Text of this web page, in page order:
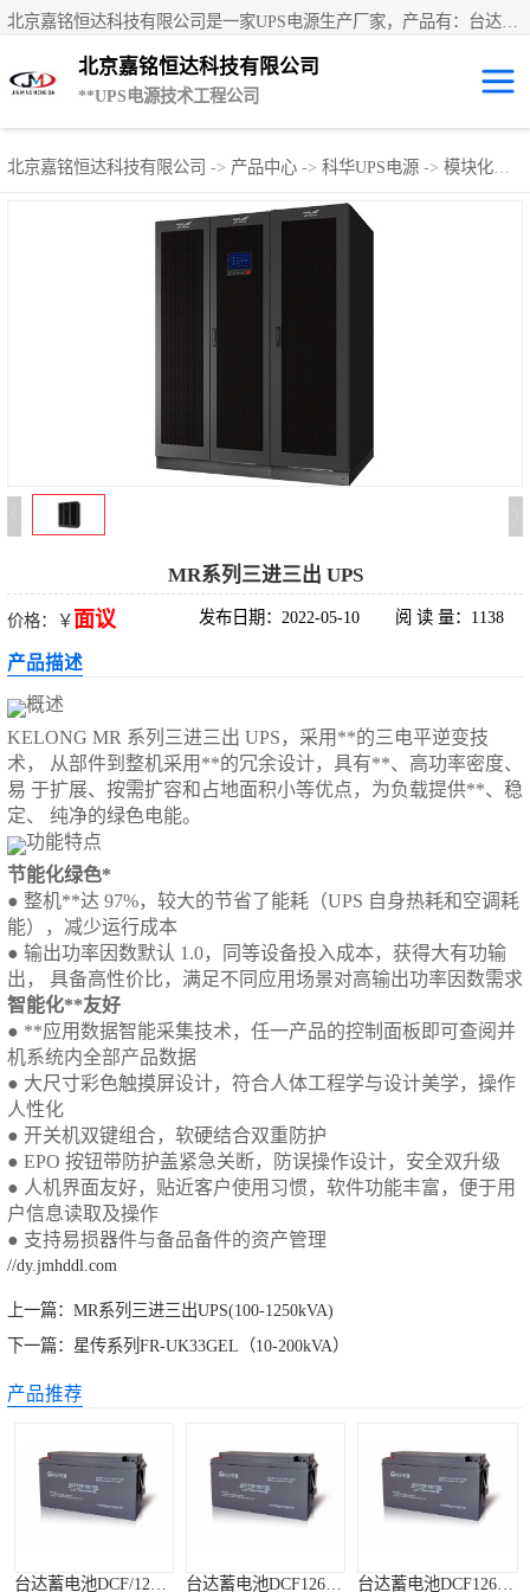
北京嘉铭恒达科技有限公司
**UPS电源技术工程公司
北京嘉铭恒达科技有限公司 -> 产品中心 -> 科华UPS电源 -> 模块化电源
MR系列三进三出 UPS
价格：￥面议 发布日期：2022-05-10 阅 读 量：1138
产品描述
概述
KELONG MR 系列三进三出 UPS，采用**的三电平逆变技
术， 从部件到整机采用**的冗余设计，具有**、高功率密度、
易 于扩展、按需扩容和占地面积小等优点，为负载提供**、稳
定、 纯净的绿色电能。
功能特点
节能化绿色*
● 整机**达 97%，较大的节省了能耗（UPS 自身热耗和空调耗
能），减少运行成本
● 输出功率因数默认 1.0，同等设备投入成本，获得大有功输
出， 具备高性价比，满足不同应用场景对高输出功率因数需求
智能化**友好
● **应用数据智能采集技术，任一产品的控制面板即可查阅并
机系统内全部产品数据
● 大尺寸彩色触摸屏设计，符合人体工程学与设计美学，操作
人性化
● 开关机双键组合，软硬结合双重防护
● EPO 按钮带防护盖紧急关断，防误操作设计，安全双升级
● 人机界面友好，贴近客户使用习惯，软件功能丰富，便于用
户信息读取及操作
● 支持易损器件与备品备件的资产管理
//dy.jmhddl.com
上一篇： MR系列三进三出UPS(100-1250kVA)
下一篇： 星传系列FR-UK33GEL（10-200kVA）
产品推荐
UPS租赁/UPS电
施耐德UPS电源
松下蓄电池
德国阳光蓄电池
台达UPS电源
UPS电源蓄电池
EPS直流屏蓄电
池